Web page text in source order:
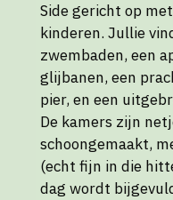
Side gericht op
kinderen. Jullie
zwembaden, een
glijbanen, een
pier, en een
De kamers zijn
schoongemaakt,
(echt fijn in die
dag wordt